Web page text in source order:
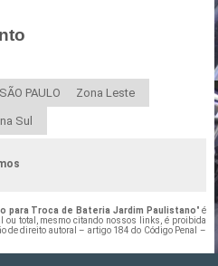
PAULO Zona Leste
Sul
para Troca de Bateria Jardim Paulistano" é
ou total, mesmo citando nossos links, é proibida
de direito autoral – artigo 184 do Código Penal –